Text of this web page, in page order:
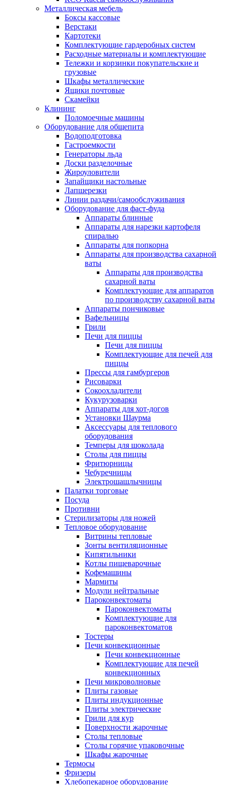
Металлическая мебель
Боксы кассовые
Верстаки
Картотеки
Комплектующие гардеробных систем
Расходные материалы и комплектующие
Тележки и корзинки покупательские и
грузовые
Шкафы металлические
Ящики почтовые
Скамейки
Клининг
Поломоечные машины
Оборудование для общепита
Водоподготовка
Гастроемкости
Генераторы льда
Доски разделочные
Жироуловители
Запайщики настольные
Лапшерезки
Линии раздачи/самообслуживания
Оборудование для фаст-фуда
Аппараты блинные
Аппараты для нарезки картофеля
спиралью
Аппараты для попкорна
Аппараты для производства сахарной
ваты
Аппараты для производства
сахарной ваты
Комплектующие для аппаратов
по производству сахарной ваты
Аппараты пончиковые
Вафельницы
Грили
Печи для пиццы
Печи для пиццы
Комплектующие для печей для
пиццы
Прессы для гамбургеров
Рисоварки
Сокоохладители
Кукурузоварки
Аппараты для хот-догов
Установки Шаурма
Аксессуары для теплового
оборудования
Темперы для шоколада
Столы для пиццы
Фритюрницы
Чебуречницы
Электрошашлычницы
Палатки торговые
Посуда
Противни
Стерилизаторы для ножей
Тепловое оборудование
Витрины тепловые
Зонты вентиляционные
Кипятильники
Котлы пищеварочные
Кофемашины
Мармиты
Модули нейтральные
Пароконвектоматы
Пароконвектоматы
Комплектующие для
пароконвектоматов
Тостеры
Печи конвекционные
Печи конвекционные
Комплектующие для печей
конвекционных
Печи микроволновые
Плиты газовые
Плиты индукционные
Плиты электрические
Грили для кур
Поверхности жарочные
Столы тепловые
Столы горячие упаковочные
Шкафы жарочные
Термосы
Фризеры
Хлебопекарное оборудование